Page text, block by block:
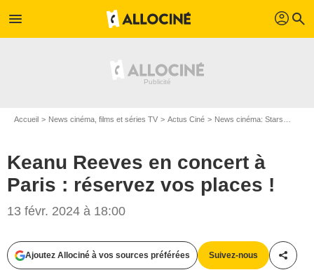
menu profil search
Accueil News cinéma, films et séries TV Actus Ciné News cinéma: Stars
Keanu Reeves en concert à
Paris : réservez vos places !
13 févr. 2024 à 18:00
Ajoutez Allociné à vos sources préférées Suivez-nous